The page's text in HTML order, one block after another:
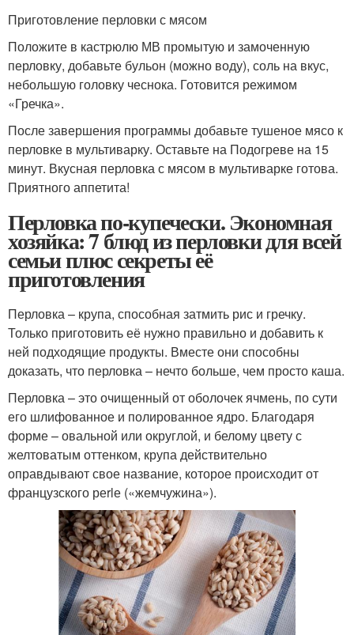
Приготовление перловки с мясом
Положите в кастрюлю МВ промытую и замоченную
перловку, добавьте бульон (можно воду), соль на вкус,
небольшую головку чеснока. Готовится режимом
«Гречка».
После завершения программы добавьте тушеное мясо к
перловке в мультиварку. Оставьте на Подогреве на 15
минут. Вкусная перловка с мясом в мультиварке готова.
Приятного аппетита!
Перловка по-купечески. Экономная
хозяйка: 7 блюд из перловки для всей
семьи плюс секреты её
приготовления
Перловка – крупа, способная затмить рис и гречку.
Только приготовить её нужно правильно и добавить к
ней подходящие продукты. Вместе они способны
доказать, что перловка – нечто больше, чем просто каша.
Перловка – это очищенный от оболочек ячмень, по сути
его шлифованное и полированное ядро. Благодаря
форме – овальной или округлой, и белому цвету с
желтоватым оттенком, крупа действительно
оправдывают свое название, которое происходит от
французского реrlе («жемчужина»).